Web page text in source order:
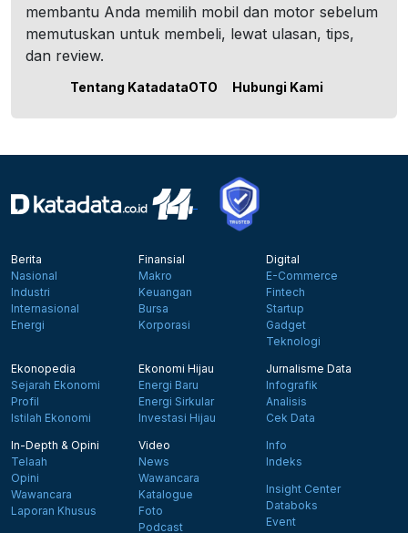
membantu Anda memilih mobil dan motor sebelum
memutuskan untuk membeli, lewat ulasan, tips,
dan review.
Tentang KatadataOTO Hubungi Kami
Berita
Nasional
Industri
Internasional
Energi
Finansial
Makro
Keuangan
Bursa
Korporasi
Digital
E-Commerce
Fintech
Startup
Gadget
Teknologi
Ekonopedia
Sejarah Ekonomi
Profil
Istilah Ekonomi
Ekonomi Hijau
Energi Baru
Energi Sirkular
Investasi Hijau
Jurnalisme Data
Infografik
Analisis
Cek Data
In-Depth & Opini
Telaah
Opini
Wawancara
Laporan Khusus
Video
News
Wawancara
Katalogue
Foto
Podcast
Info
Indeks
Insight Center
Databoks
Event